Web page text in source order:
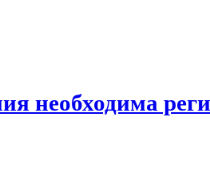
необходима